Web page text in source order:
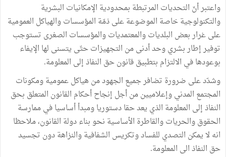
واعتبر أنّ التحديات المرتبطة بمحدودية الإمكانيات البشرية
والتكنولوجية خاصة الموضوعة على ذمّة المؤسسات والهياكل العمومية
على غرار بعض البلديات والمعتمديات والمؤسسات الصغرى تستوجب
توفير إطار بشري وحد أدنى من التجهيزات حتّى يتسنى لها الإيفاء
بوعودها في الالتزام بتطبيق قانون حق النفاذ إلى المعلومة.
وشدّد على ضرورة تضافر جميع الجهود من هياكل عمومية ومكونات
المجتمع المدني وإعلاميين من أجل إنجاح أحكام القانون المتعلق بحق
النفاذ إلى المعلومة الذي يعد حقا دستوريا ومبدأ أساسيا في ممارسة
الحقوق والحريات والقاطرة الأساسية نحو بناء دولة القانون، ملاحظا
انه لا يمكن التصدي للفساد وتكريس الشفافية والنزاهة دون تجسيد
حق النفاذ الى المعلومة.